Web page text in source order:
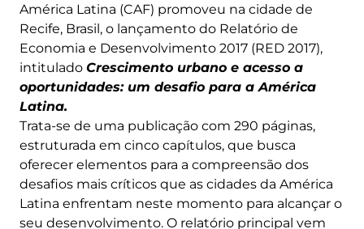
América Latina (CAF) promoveu na cidade de
Recife, Brasil, o lançamento do Relatório de
Economia e Desenvolvimento 2017 (RED 2017),
intitulado Crescimento urbano e acesso a
oportunidades: um desafio para a América
Latina.
Trata-se de uma publicação com 290 páginas,
estruturada em cinco capítulos, que busca
oferecer elementos para a compreensão dos
desafios mais críticos que as cidades da América
Latina enfrentam neste momento para alcançar o
seu desenvolvimento. O relatório principal vem